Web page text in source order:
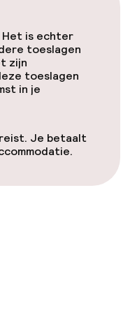
beschikbaar
Het is echter
toeslagen
zijn
toeslagen
in je
Je betaalt